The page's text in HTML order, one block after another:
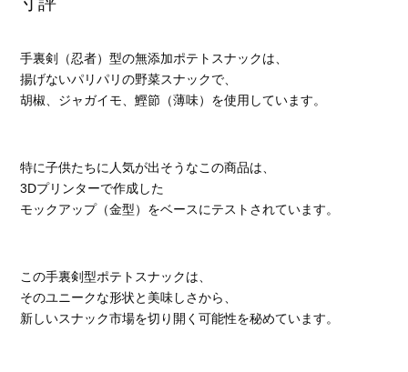
手裏剣（忍者）型の無添加ポテトスナックは、
揚げないパリパリの野菜スナックで、
胡椒、ジャガイモ、鰹節（薄味）を使用しています。
特に子供たちに人気が出そうなこの商品は、
3Dプリンターで作成した
モックアップ（金型）をベースにテストされています。
この手裏剣型ポテトスナックは、
そのユニークな形状と美味しさから、
新しいスナック市場を切り開く可能性を秘めています。